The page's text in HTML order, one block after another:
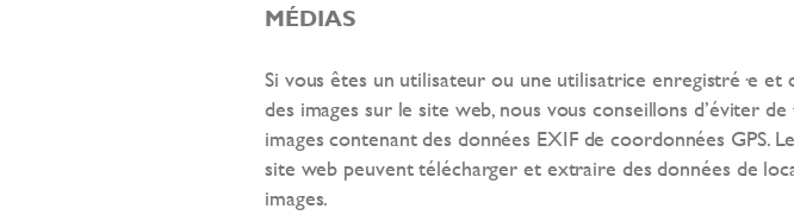
MÉDIAS
Si vous êtes un utilisateur ou une utilisatrice enregistré·e et
des images sur le site web, nous vous conseillons d’éviter
images contenant des données EXIF de coordonnées GPS.
site web peuvent télécharger et extraire des données de
images.